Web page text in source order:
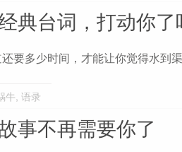
典台词，打动你了
要多少时间，才能让你觉得水到
牛, 语录
事不再需要你了